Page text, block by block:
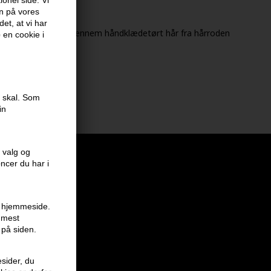
på vores
at vi har
en cookie i
Som
og
du har i
siden.
du
og arbejd dette gennem håndklædetørt hår fra hårroden
behov